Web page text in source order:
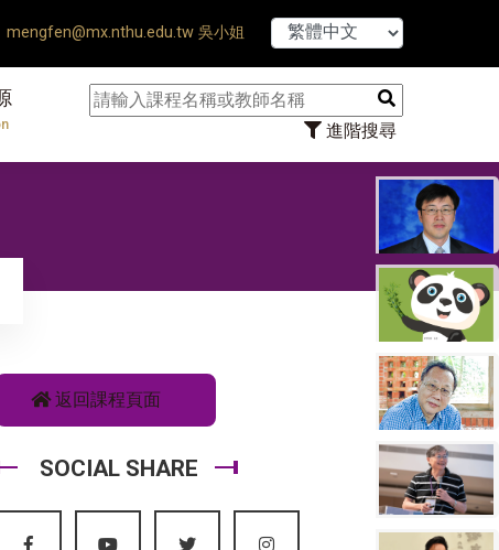
mengfen@mx.nthu.edu.tw 吳小姐
進階搜尋
【7/31】114
返回課程頁面
SOCIAL SHARE